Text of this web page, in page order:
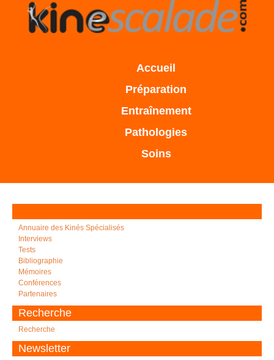
Accueil
Préparation
Entraînement
Pathologies
Soins
Annuaire des Kinés Spécialisés
Interviews
Tests
Bibliographie
Mémoires
Conférences
Partenaires
Recherche
Recherche
Newsletter